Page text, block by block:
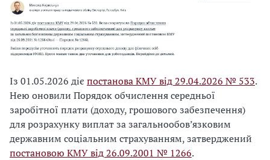
Із 01.05.2026 діє постанова КМУ від 29.04.2026 № 533.
Нею оновили Порядок обчислення середньої
заробітної плати (доходу, грошового забезпечення)
для розрахунку виплат за загальнообов’язковим
державним соціальним страхуванням, затверджений
постановою КМУ від 26.09.2001 № 1266.